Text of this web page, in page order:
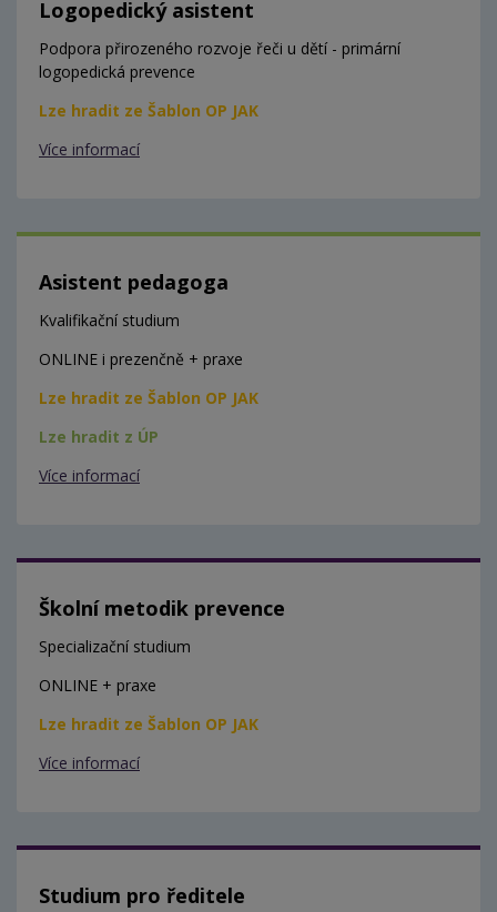
Logopedický asistent
Podpora přirozeného rozvoje řeči u dětí - primární
logopedická prevence
Lze hradit ze Šablon OP JAK
Více informací
Asistent pedagoga
Kvalifikační studium
ONLINE i prezenčně + praxe
Lze hradit ze Šablon OP JAK
Lze hradit z ÚP
Více informací
Školní metodik prevence
Specializační studium
ONLINE + praxe
Lze hradit ze Šablon OP JAK
Více informací
Studium pro ředitele